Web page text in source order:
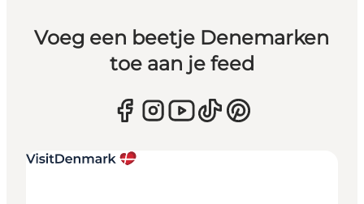
Voeg een beetje Denemarken
toe aan je feed